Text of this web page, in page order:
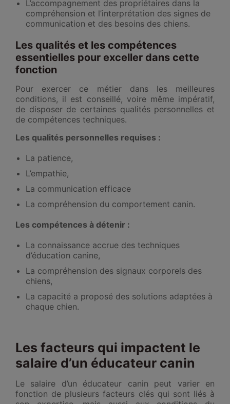
L’accompagnement des propriétaires dans la
compréhension et l’interprétation des signes de
communication et des besoins des chiens.
Les qualités et les compétences
essentielles pour exceller dans cette
fonction
Pour exercer ce métier dans les meilleures
conditions, il est conseillé, voire même impératif,
de disposer de certaines qualités personnelles et
de compétences techniques.
Les qualités personnelles requises :
La patience,
L’empathie,
La communication efficace
La compréhension du comportement canin.
Les compétences à détenir :
La connaissance accrue des techniques
d’éducation canine,
La compréhension des signaux corporels des
chiens,
La capacité a proposé des solutions adaptées à
chaque chien.
Les facteurs qui impactent le
salaire d’un éducateur canin
Le salaire d’un éducateur canin peut varier en
fonction de plusieurs facteurs clés qui sont liés à